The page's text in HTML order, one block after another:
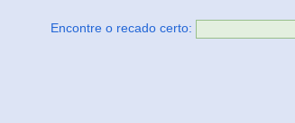
Encontre o recado certo: